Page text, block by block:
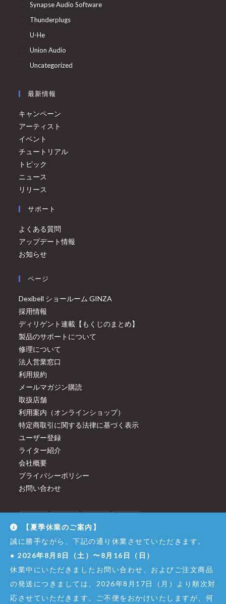
Synapse Audio Software
Thunderplugs
U-He
Union Audio
Uncategorized
最新情報
キャンペーン
アーティスト
イベント
チュートリアル
トピック
ニュース
リリース
サポート
よくある質問
アップデート情報
お知らせ
ページ
Dexibell ショールーム GINZA
採用情報
ディリゲント連載【もくじのまとめ】
製品のサポートについて
修理について
法人営業窓口
利用規約
メールマガジン購読
取扱店舗
利用案内（オンラインショップ）
特定商取引に関する法律に基づく表示
ユーザー登録
ライター紹介
会社概要
プライバシーポリシー
お問い合わせ
【夏季休業のご案内】
誠に勝手ながら、下記の通り休業させていただきます。
● 2026年8月8日（土）〜8月16日（日）
休業中にいただきましたお問い合わせ、およびご注文商品
の発送につきましては、2026年8月17日（月）より順次対
応させていただきます。ご不便をおかけいたしますが、何